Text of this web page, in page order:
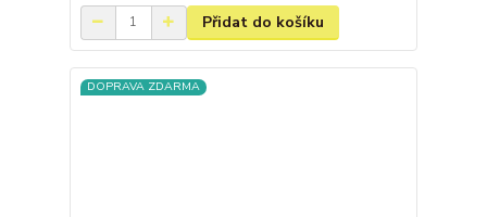
Přidat do košíku
DOPRAVA ZDARMA